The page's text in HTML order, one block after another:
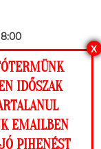
a
MNB engedély
X
IDŐSZAK
EMAILBEN
PIHENÉST